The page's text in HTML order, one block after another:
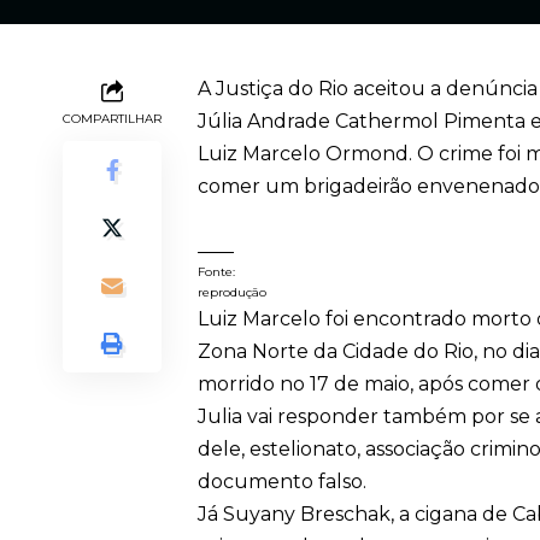
COMPARTILHAR
A Justiça do Rio aceitou a
Júlia Andrade Cathermol Pimenta
Luiz Marcelo Ormond. O crime foi
comer um brigadeirão
Fonte:
reprodução
Luiz Marcelo foi encontrado
Zona Norte da Cidade do Rio, no
morrido no 17 de maio, após
Julia vai responder também por se
dele, estelionato, associação
documento falso.
Já Suyany Breschak, a cigana de